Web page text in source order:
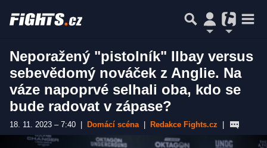
Neporažený "pistolník" Ilbay versus
sebevědomý nováček z Anglie. Na
váze napoprvé selhali oba, kdo se
bude radovat v zápase?
18. 11. 2023 – 7:40 Domácí scéna Redakce Fights.cz